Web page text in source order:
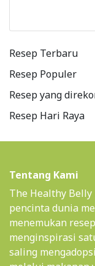
Resep Terbaru
Resep Populer
Resep yang
Resep Hari Raya
Tentang Kami
The Healthy
pencinta dunia
menemukan
menginspirasi
saling